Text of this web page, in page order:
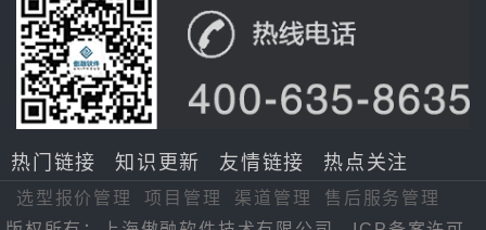
热门链接 知识更新 友情链接 热点关注
选型报价管理 项目管理 渠道管理
售后服务管理